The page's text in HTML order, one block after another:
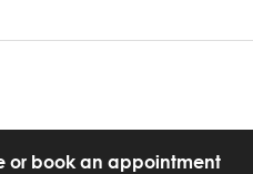
or book an appointment